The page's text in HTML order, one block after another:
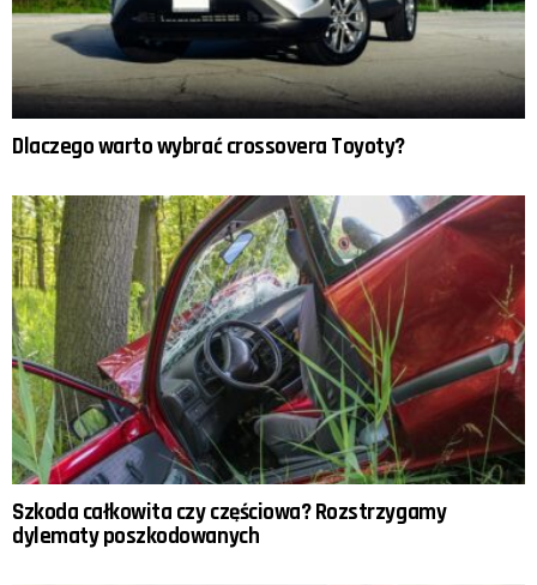
Dlaczego warto wybrać crossovera Toyoty?
Szkoda całkowita czy częściowa? Rozstrzygamy
dylematy poszkodowanych